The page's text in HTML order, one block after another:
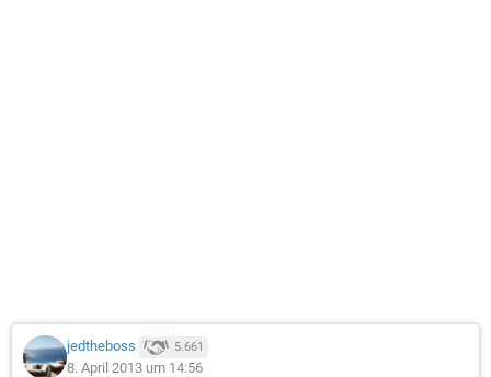
jedtheboss 5.661
8. April 2013 um 14:56